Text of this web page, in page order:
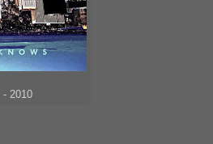
- 2010